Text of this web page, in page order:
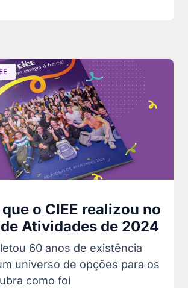
o CIEE realizou no
Atividades de 2024
60 anos de existência
universo de opções para os
como foi